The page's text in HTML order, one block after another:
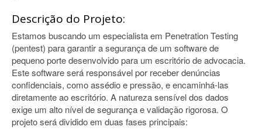
Descrição do Projeto:
Estamos buscando um especialista em Penetration Testing
(pentest) para garantir a segurança de um software de
pequeno porte desenvolvido para um escritório de advocacia.
Este software será responsável por receber denúncias
confidenciais, como assédio e pressão, e encaminhá-las
diretamente ao escritório. A natureza sensível dos dados
exige um alto nível de segurança e validação rigorosa. O
projeto será dividido em duas fases principais: